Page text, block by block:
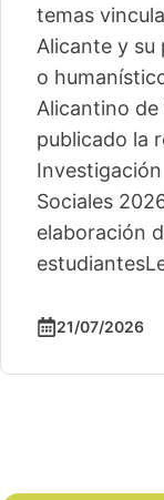
temas
Alicante y
o
Alicantino
publicado la
Sociales
elaboración
estudiantes
21/07/2026